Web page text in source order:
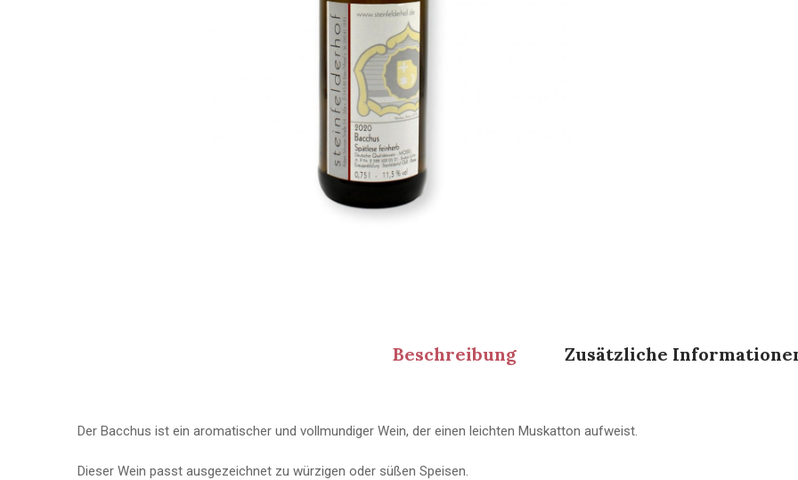
Beschreibung Zusätzliche
Der Bacchus ist ein aromatischer und vollmundiger Wein, der einen leichten Muskatton aufweist.
Dieser Wein passt ausgezeichnet zu würzigen oder süßen Speisen.